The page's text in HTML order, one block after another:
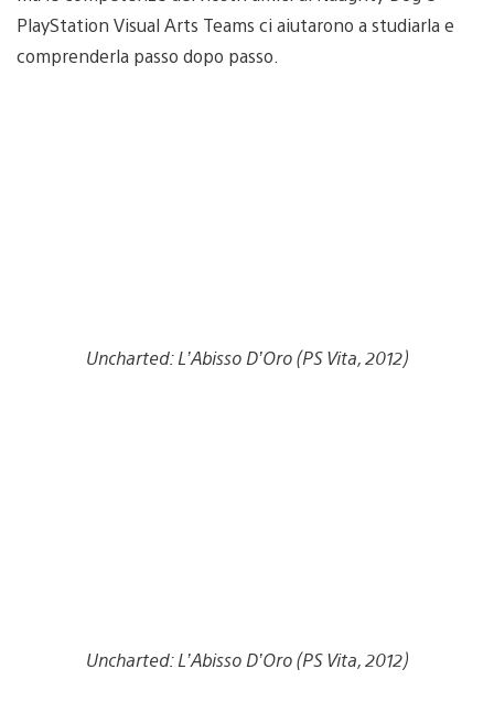
PlayStation Visual Arts Teams ci aiutarono a studiarla e
comprenderla passo dopo passo.
Uncharted: L’Abisso D’Oro (PS Vita, 2012)
Uncharted: L’Abisso D’Oro (PS Vita, 2012)